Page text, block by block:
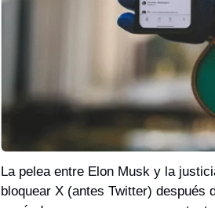
La pelea entre Elon Musk y la
bloquear X (antes Twitter) después